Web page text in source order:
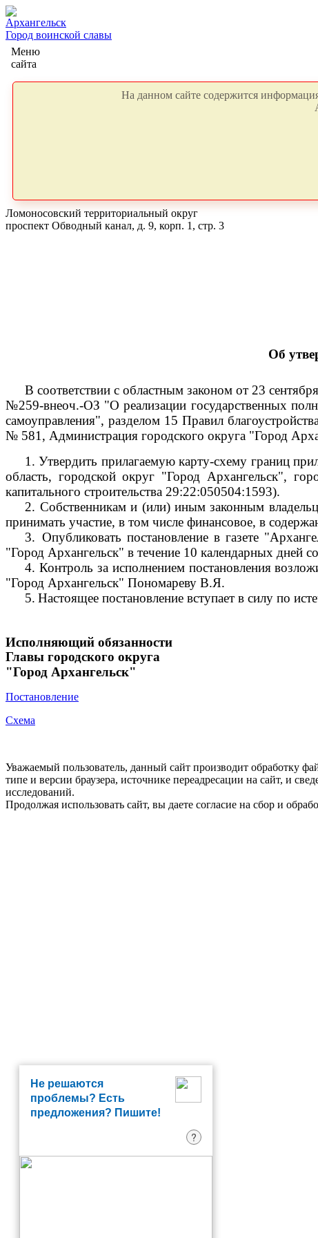
Архангельск
Город воинской славы
Меню
сайта
На данном сайте содержится
Ломоносовский территориальный округ
проспект Обводный канал, д. 9, корп. 1, стр. 3
Об
В соответствии с областным законом от 23
№259-внеоч.-ОЗ "О реализации государственных
самоуправления", разделом 15 Правил
№ 581, Администрация городского округа "Город
1. Утвердить прилагаемую карту-схему границ
область, городской округ "Город Архангельск",
капитального строительства 29:22:050504:1593).
2. Собственникам и (или) иным законным
принимать участие, в том числе финансовое, в
3. Опубликовать постановление в газете
"Город Архангельск" в течение 10 календарных дней
4. Контроль за исполнением постановления
"Город Архангельск" Пономареву В.Я.
5. Настоящее постановление вступает в силу по
Исполняющий обязанности
Главы городского округа
"Город Архангельск"
Постановление
Схема
Уважаемый пользователь, данный сайт производит обработку
типе и версии браузера, источнике переадресации на сайт, и
исследований.
Продолжая использовать сайт, вы даете согласие на сбор и
Не решаются
проблемы? Есть
предложения? Пишите!
?